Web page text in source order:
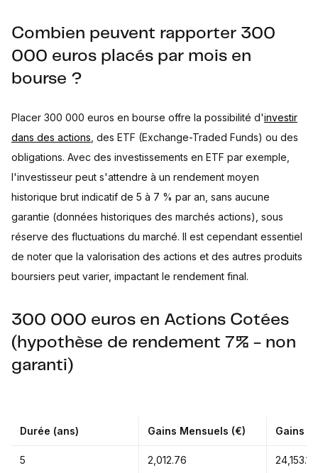
Combien peuvent rapporter 300
000 euros placés par mois en
bourse ?
Placer 300 000 euros en bourse offre la possibilité d'investir
dans des actions , des ETF (Exchange-Traded Funds) ou des
obligations. Avec des investissements en ETF par exemple,
l'investisseur peut s'attendre à un rendement moyen
historique brut indicatif de 5 à 7 % par an, sans aucune
garantie (données historiques des marchés actions), sous
réserve des fluctuations du marché. Il est cependant essentiel
de noter que la valorisation des actions et des autres produits
boursiers peut varier, impactant le rendement final.
300 000 euros en Actions Cotées
(hypothèse de rendement 7% - non
garanti)
Durée (ans) Gains Mensuels (€) Gains
5 2,012.76 24,153.10